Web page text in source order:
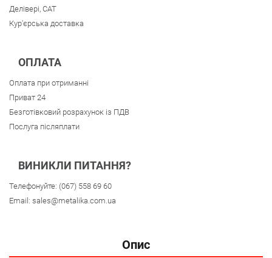
Делівері, CAT
Кур'єрська доставка
ОПЛАТА
Оплата при отриманні
Приват 24
Безготівковий розрахунок із ПДВ
Послуга післяплати
ВИНИКЛИ ПИТАННЯ?
Телефонуйте: (067) 558 69 60
Email: sales@metalika.com.ua
Опис